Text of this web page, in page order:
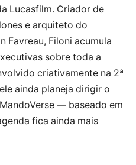
Lucasfilm. Criador de
e arquiteto do
Favreau, Filoni acumula
sobre toda a
criativamente na 2ª
ainda planeja dirigir o
— baseado em
fica ainda mais